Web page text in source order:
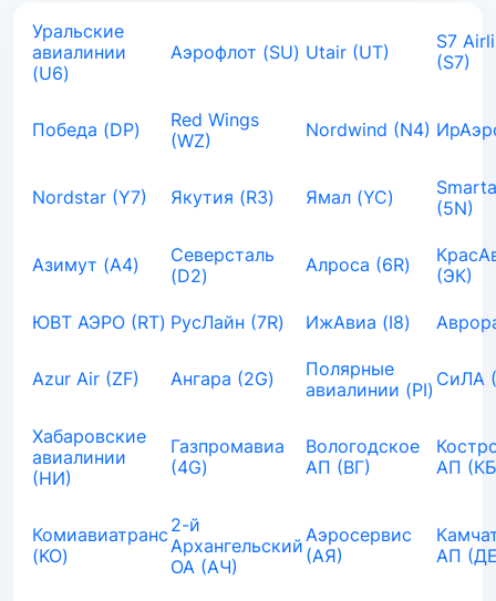
Уральские
авиалинии
(U6)
Аэрофлот (SU) Utair (UT)
S7
(S7)
Победа (DP)
Red Wings
(WZ)
Nordwind (N4)
Nordstar (Y7) Якутия (R3) Ямал (YC)
(5N)
Азимут (A4)
Северсталь
(D2)
Алроса (6R)
(ЭК)
ЮВТ АЭРО (RT) РусЛайн (7R) ИжАвиа (I8)
Azur Air (ZF) Ангара (2G)
Полярные
авиалинии (PI) СиЛА
Хабаровские
авиалинии
(НИ)
Газпромавиа
(4G)
Вологодское
АП (ВГ)
АП
Комиавиатранс
(KO)
2-й
Архангельский
ОА (АЧ)
Аэросервис
(АЯ)
АП